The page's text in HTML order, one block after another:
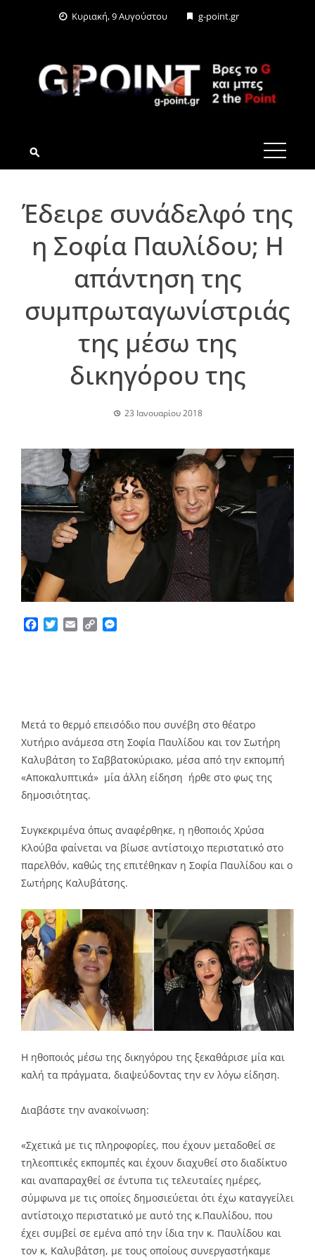
Κυριακή, 9 Αυγούστου g-point.gr
G-POINT.GR
Έδειρε συνάδελφό της
η Σοφία Παυλίδου; Η
απάντηση της
συμπρωταγωνίστριάς
της μέσω της
δικηγόρου της
23 Ιανουαρίου 2018
Facebook
TwitterEmailCopy
Μετά το θερμό επεισόδιο που συνέβη στο θέατρο
Χυτήριο ανάμεσα στη Σοφία Παυλίδου και τον Σωτήρη
Καλυβάτση το Σαββατοκύριακο, μέσα από την εκπομπή
«Αποκαλυπτικά» μία άλλη είδηση ήρθε στο φως της
δημοσιότητας.
Συγκεκριμένα όπως αναφέρθηκε, η ηθοποιός Χρύσα
Κλούβα φαίνεται να βίωσε αντίστοιχο περιστατικό στο
παρελθόν, καθώς της επιτέθηκαν η Σοφία Παυλίδου και ο
Σωτήρης Καλυβάτσης.
Η ηθοποιός μέσω της δικηγόρου της ξεκαθάρισε μία και
καλή τα πράγματα, διαψεύδοντας την εν λόγω είδηση.
Διαβάστε την ανακοίνωση:
«Σχετικά με τις πληροφορίες, που έχουν μεταδοθεί σε
τηλεοπτικές εκπομπές και έχουν διαχυθεί στο διαδίκτυο
και αναπαραχθεί σε έντυπα τις τελευταίες ημέρες,
σύμφωνα με τις οποίες δημοσιεύεται ότι έχω καταγγείλει
αντίστοιχο περιστατικό με αυτό της κ.Παυλίδου, που
έχει συμβεί σε εμένα από την ίδια την κ. Παυλίδου και
τον κ, Καλυβάτση, με τους οποίους συνεργαστήκαμε